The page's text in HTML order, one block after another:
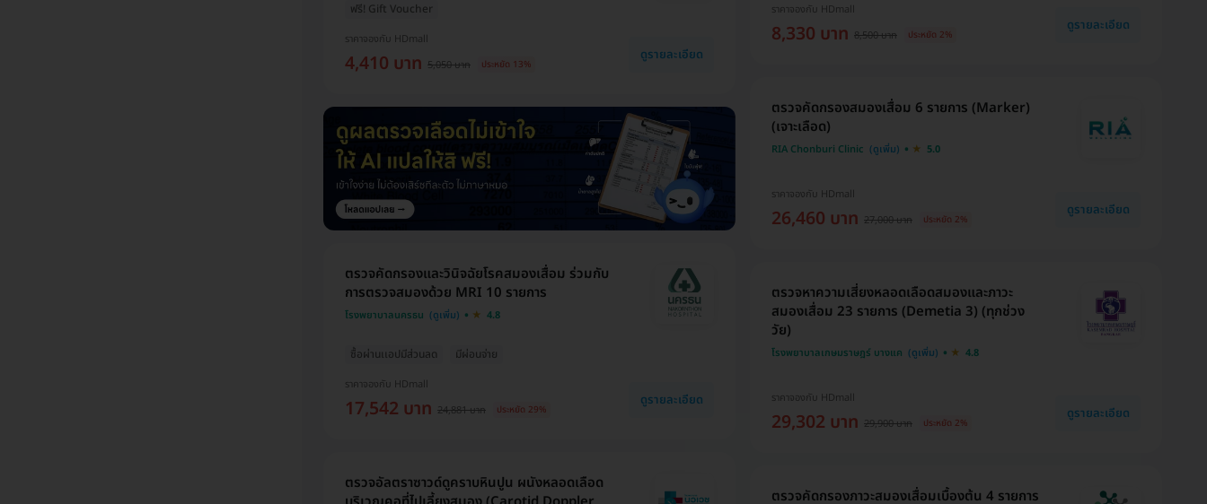
ฟรี! Gift Voucher
ราคาจองกับ HDmall
4,410 บาท 5,050 บาท ประหยัด 13%
ดูรายละเอียด
ซื้อผ่านเเอปมีส่วนลด มีผ่อนจ่าย
ตรวจคัดกรองและวินิจฉัยโรคสมองเสื่อม ร่วมกับ
การตรวจสมองด้วย MRI 10 รายการ
โรงพยาบาลนครธน 4.8
ราคาจองกับ HDmall
17,542 บาท 24,881 บาท ประหยัด 29%
ดูรายละเอียด
ตรวจอัลตราซาวด์ดูคราบหินปูน ผนังหลอดเลือด
ราคาจองกับ HDmall
8,330 บาท 8,500 บาท ประหยัด 2%
ดูรายละเอียด
ตรวจคัดกรองสมองเสื่อม 6 รายการ (Marker)
(เจาะเลือด)
RIA Chonburi Clinic 5.0
ราคาจองกับ HDmall
26,460 บาท 27,000 บาท ประหยัด 2%
ดูรายละเอียด
ตรวจหาความเสี่ยงหลอดเลือดสมองและภาวะ
สมองเสื่อม 23 รายการ (Demetia 3) (ทุกช่วง
วัย)
โรงพยาบาลเกษมราษฎร์ บางแค 4.8
ราคาจองกับ HDmall
29,302 บาท 29,900 บาท ประหยัด 2%
ดูรายละเอียด
ตรวจคัดกรองภาวะสมองเสื่อมเบื้องต้น 4 รายการ